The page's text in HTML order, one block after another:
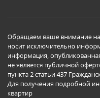
Обращаем ваше внимание на
носит исключительно
информация,
не является публичной
пункта 2 статьи 437
Для получения подробной
квартир